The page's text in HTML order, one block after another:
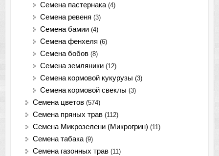
Семена пастернака (4)
Семена ревеня (3)
Семена бамии (4)
Семена фенхеля (6)
Семена бобов (8)
Семена земляники (12)
Семена кормовой кукурузы (3)
Семена кормовой свеклы (3)
Семена цветов (574)
Семена пряных трав (112)
Семена Микрозелени (Микрогрин) (11)
Семена табака (9)
Семена газонных трав (11)